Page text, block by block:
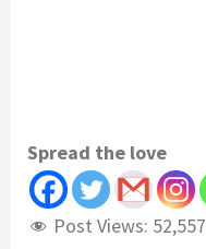
Spread the love
Post Views: 52,557